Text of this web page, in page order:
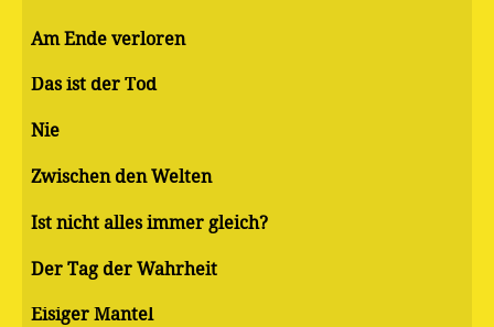
Am Ende verloren
Das ist der Tod
Nie
Zwischen den Welten
Ist nicht alles immer gleich?
Der Tag der Wahrheit
Eisiger Mantel